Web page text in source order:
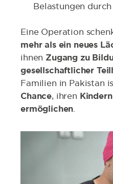
Belastungen
Eine Operation
mehr als ein neues
ihnen Zugang zu
gesellschaftlicher
Familien in Pakistan
Chance, ihren
ermöglichen.